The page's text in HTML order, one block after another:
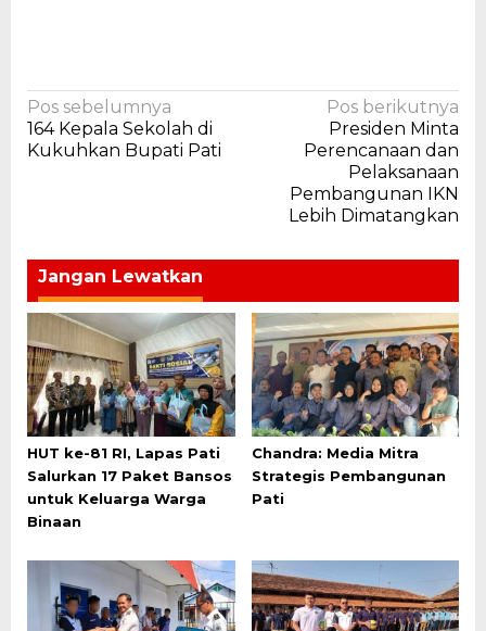
Navigasi
pos
Pos sebelumnya
164 Kepala Sekolah di
Kukuhkan Bupati Pati
Pos berikutnya
Presiden Minta
Perencanaan dan
Pelaksanaan
Pembangunan IKN
Lebih Dimatangkan
Jangan Lewatkan
HUT ke-81 RI, Lapas Pati
Salurkan 17 Paket Bansos
untuk Keluarga Warga
Binaan
Chandra: Media Mitra
Strategis Pembangunan
Pati